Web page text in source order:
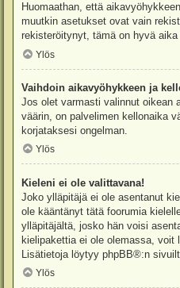
Huomaathan, että
muutkin asetukset ovat vain
rekisteröitynyt, tämä on hyvä aika
Ylös
Vaihdoin aikavyöhykkeen ja
Jos olet varmasti valinnut oikean
väärin, on palvelimen kellonaika
korjataksesi ongelman.
Ylös
Kieleni ei ole valittavana!
Joko ylläpitäjä ei ole asentanut
ole kääntänyt tätä foorumia
ylläpitäjältä, josko hän voisi
kielipakettia ei ole olemassa, voit
Lisätietoja löytyy phpBB®:n
Ylös